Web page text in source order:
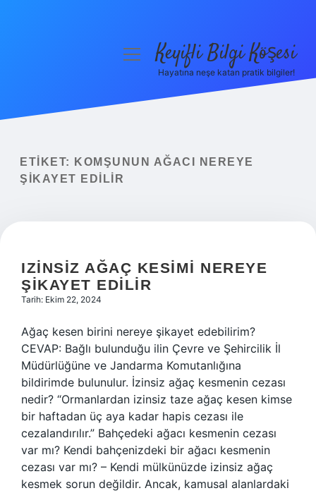
Yasal Uyarı
menüyüKeyifli Bilgi Köşesi
Hayatına neşe katan pratik bilgiler!
ETIKET:
KOMŞUNUN AĞACI NEREYE
ŞIKAYET EDILIR
IZINSIZ AĞAÇ KESIMI NEREYE
ŞIKAYET EDILIR
Tarih: Ekim 22, 2024
Ağaç kesen birini nereye şikayet edebilirim?
CEVAP: Bağlı bulunduğu ilin Çevre ve Şehircilik İl
Müdürlüğüne ve Jandarma Komutanlığına
bildirimde bulunulur. İzinsiz ağaç kesmenin cezası
nedir? “Ormanlardan izinsiz taze ağaç kesen kimse
bir haftadan üç aya kadar hapis cezası ile
cezalandırılır.” Bahçedeki ağacı kesmenin cezası
var mı? Kendi bahçenizdeki bir ağacı kesmenin
cezası var mı? – Kendi mülkünüzde izinsiz ağaç
kesmek sorun değildir. Ancak, kamusal alanlardaki